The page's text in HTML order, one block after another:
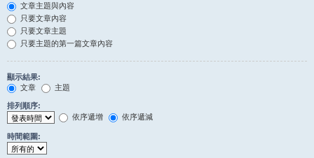
文章主題與內容
只要文章內容
只要文章主題
只要主題的第一篇文章內容
顯示結果:
文章
主題
排列順序:
依序遞增
依序遞減
時間範圍: